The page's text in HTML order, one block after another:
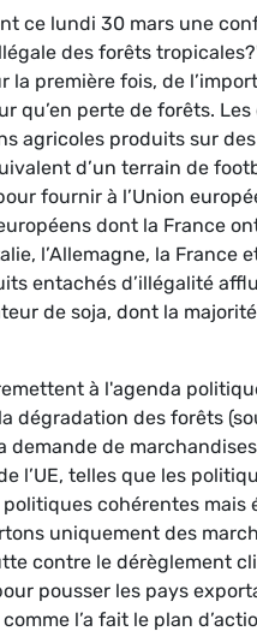
ce lundi 30 mars une
des forêts tropicales?".
première fois, de
qu’en perte de forêts.
agricoles produits sur
d’un terrain de
fournir à l’Union
dont la France
l’Allemagne, la France
entachés d’illégalité
de soja, dont la
à l'agenda
dégradation des forêts
demande de
l’UE, telles que les
cohérentes mais
uniquement des
contre le dérèglement
pousser les pays
l’a fait le plan